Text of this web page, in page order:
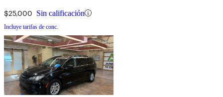
$25,000 Sin calificación
Incluye tarifas de conc.